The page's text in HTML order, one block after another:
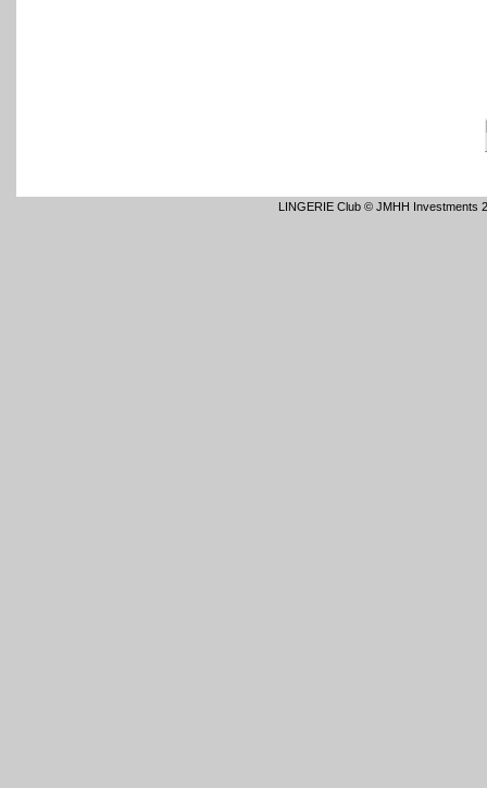
LINGERIE Club © JMHH Investments